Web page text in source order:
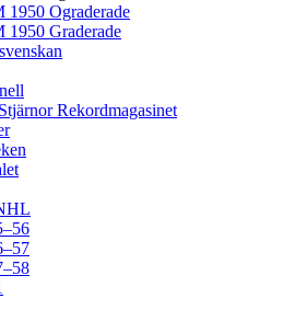
1950 Ograderade
1950 Graderade
Rekordmagasinet